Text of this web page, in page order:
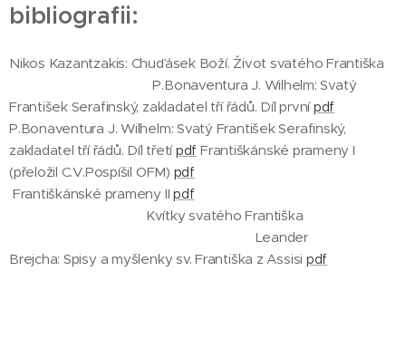
bibliografii:
Nikos Kazantzakis: Chuďásek Boží. Život svatého Františka
P.Bonaventura J. Wilhelm: Svatý
František Serafinský, zakladatel tří řádů. Díl prvnípdf
P.Bonaventura J. Wilhelm: Svatý František Serafinský,
zakladatel tří řádů. Díl třetípdf Františkánské prameny I
(přeložil C.V.Pospíšil OFM) pdf
Františkánské prameny IIpdf
Kvítky svatého Františka
Leander
Brejcha: Spisy a myšlenky sv. Františka z Assisi pdf